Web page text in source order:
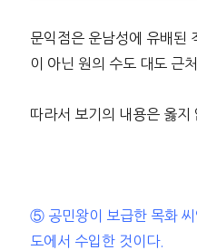
문익점은 운남성에 유배된
이 아닌 원의 수도 대도 근
따라서 보기의 내용은 옳지
⑤ 공민왕이 보급한 목화 씨
도에서 수입한 것이다.